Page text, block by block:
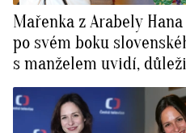
Mařenka z Arabely
po svém boku
s manželem uvidí,